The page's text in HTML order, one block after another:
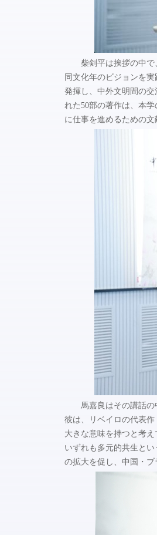
柴剣平は挨拶の中
同文化年のビジョンを
発揮し、中外文明間の
れた50部の著作は、本
に仕事を進めるための文
馬嘉良はその講話
彼は、リベイロの代表
大きな意味を持つと考
いずれも多元的共生と
の拡大を促し、中国・